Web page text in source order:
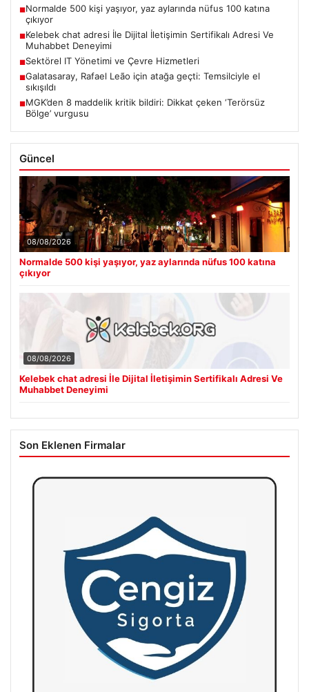
■Normalde 500 kişi yaşıyor, yaz aylarında nüfus 100 katına
çıkıyor
■Kelebek chat adresi İle Dijital İletişimin Sertifikalı Adresi Ve
Muhabbet Deneyimi
■Sektörel IT Yönetimi ve Çevre Hizmetleri
■Galatasaray, Rafael Leão için atağa geçti: Temsilciyle el
sıkışıldı
■MGK’den 8 maddelik kritik bildiri: Dikkat çeken ‘Terörsüz
Bölge’ vurgusu
Güncel
08/08/2026
Normalde 500 kişi yaşıyor, yaz aylarında nüfus 100 katına
çıkıyor
08/08/2026
Kelebek chat adresi İle Dijital İletişimin Sertifikalı Adresi Ve
Muhabbet Deneyimi
Son Eklenen Firmalar